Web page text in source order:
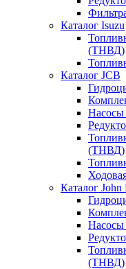
Каталог Isuzu
(ТНВД)
Каталог JCB
Насосы
(ТНВД)
Каталог John
Насосы
(ТНВД)